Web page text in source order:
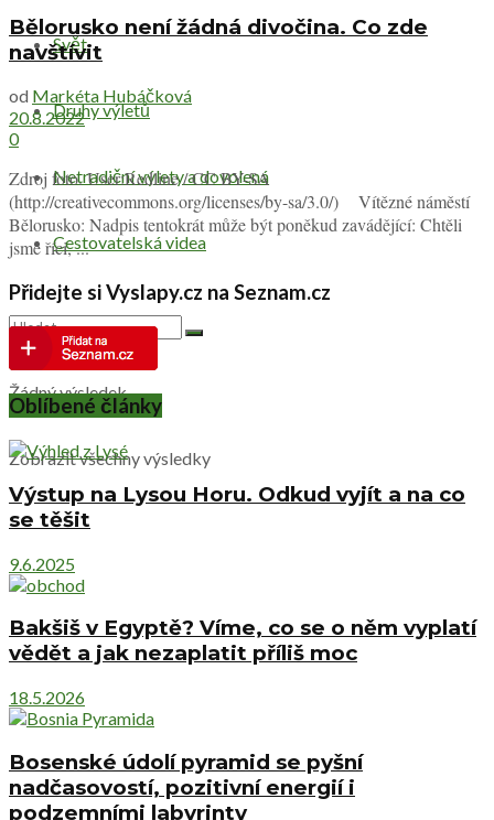
Svět
Druhy výletů
Netradiční výlety a dovolená
Cestovatelská videa
Žádný výsledek
Zobrazit všechny výsledky
Bělorusko není žádná divočina. Co zde
navštívit
od Markéta Hubáčková
20.8.2022
0
Zdroj foto. User:Redline / CC BY-SA
(http://creativecommons.org/licenses/by-sa/3.0/) Vítězné náměstí
Bělorusko: Nadpis tentokrát může být poněkud zavádějící: Chtěli
jsme říci, ...
Přidejte si Vyslapy.cz na Seznam.cz
Oblíbené články
Výstup na Lysou Horu. Odkud vyjít a na co
se těšit
9.6.2025
Bakšiš v Egyptě? Víme, co se o něm vyplatí
vědět a jak nezaplatit příliš moc
18.5.2026
Bosenské údolí pyramid se pyšní
nadčasovostí, pozitivní energií i
podzemními labyrinty